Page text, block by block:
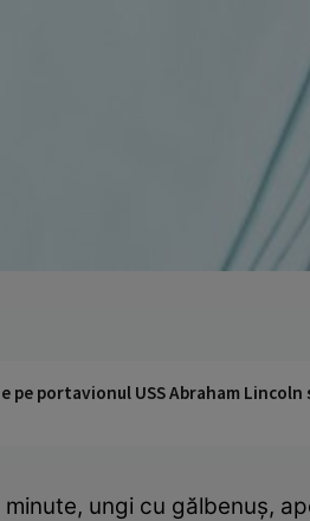
pe portavionul USS Abraham
ungi cu gălbenuş,